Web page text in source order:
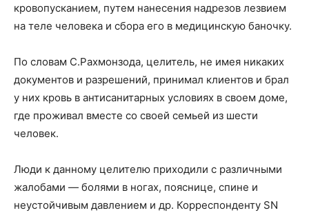
кровопусканием, путем нанесения надрезов лезвием
на теле человека и сбора его в медицинскую баночку.
По словам С.Рахмонзода, целитель, не имея никаких
документов и разрешений, принимал клиентов и брал
у них кровь в антисанитарных условиях в своем доме,
где проживал вместе со своей семьей из шести
человек.
Люди к данному целителю приходили с различными
жалобами — болями в ногах, пояснице, спине и
неустойчивым давлением и др. Корреспонденту SN